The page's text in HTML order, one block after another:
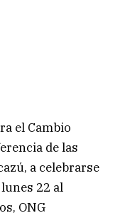
el Cambio
de las
a celebrarse
22 al
ONG